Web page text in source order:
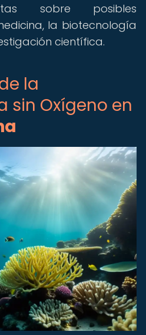
sobre posibles
la biotecnología
científica.
la
sin Oxígeno en